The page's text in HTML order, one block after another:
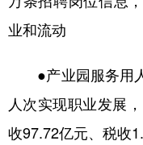
业和流动
●产业园服务用人
人次实现职业发展
收97.72亿元、税收